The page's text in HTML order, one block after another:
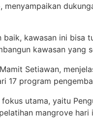
menyampaikan
baik, kawasan ini bisa
kawasan yang
Setiawan,
17 program
utama, yaitu
mangrove